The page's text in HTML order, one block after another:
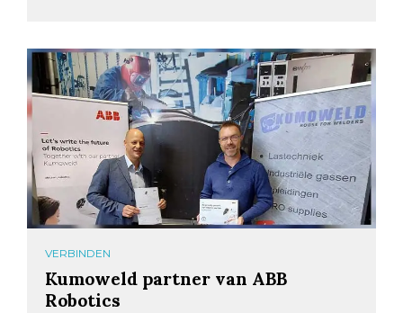
VERBINDEN
Kumoweld partner van ABB
Robotics